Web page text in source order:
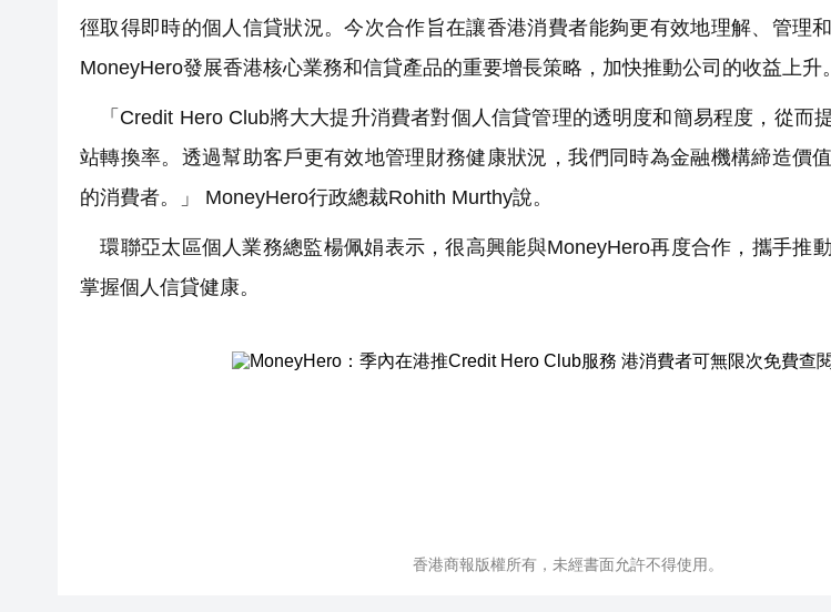
徑取得即時的個人信貸狀況。今次合作旨在讓香港消費者能夠更有效地理解、管理
MoneyHero發展香港核心業務和信貸產品的重要增長策略，加快推動公司的收益上升。
「Credit Hero Club將大大提升消費者對個人信貸管理的透明度和簡易程度，從而
站轉換率。透過幫助客戶更有效地管理財務健康狀況，我們同時為金融機構締造價
的消費者。」 MoneyHero行政總裁Rohith Murthy說。
環聯亞太區個人業務總監楊佩娟表示，很高興能與MoneyHero再度合作，攜手推
掌握個人信貸健康。
香港商報版權所有，未經書面允許不得使用。